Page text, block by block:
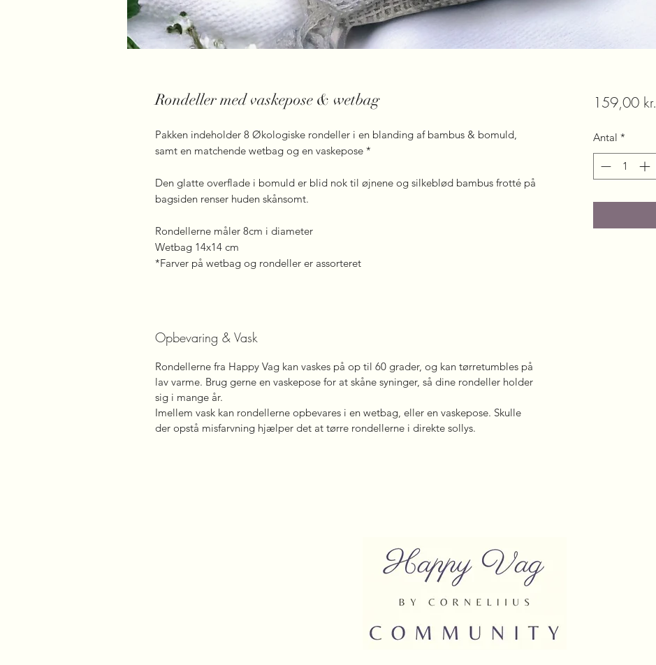
Rondeller med vaskepose & wetbag
Pakken indeholder 8 Økologiske rondeller i en blanding af bambus & bomuld,
samt en matchende wetbag og en vaskepose *
Den glatte overflade i bomuld er blid nok til øjnene og silkeblød bambus frotté på
bagsiden renser huden skånsomt.
Rondellerne måler 8cm i diameter
Wetbag 14x14 cm
*Farver på wetbag og rondeller er assorteret
Opbevaring & Vask
Rondellerne fra Happy Vag kan vaskes på op til 60 grader, og kan tørretumbles på
lav varme. Brug gerne en vaskepose for at skåne syninger, så dine rondeller holder
sig i mange år.
Imellem vask kan rondellerne opbevares i en wetbag, eller en vaskepose. Skulle
der opstå misfarvning hjælper det at tørre rondellerne i direkte sollys.
159,00 kr.
Antal *